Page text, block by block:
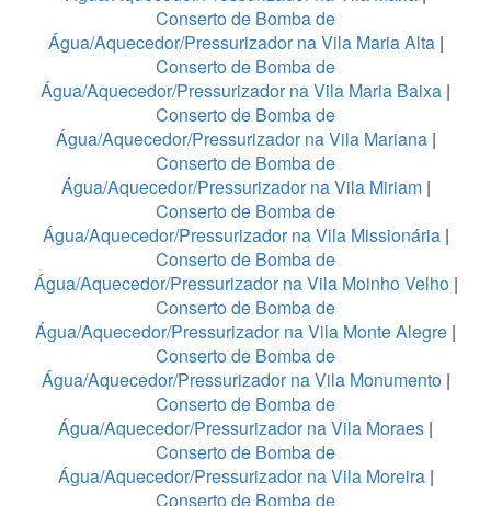
Conserto de Bomba de
Água/Aquecedor/Pressurizador na Vila Maria Alta|
Conserto de Bomba de
Água/Aquecedor/Pressurizador na Vila Maria Baixa |
Conserto de Bomba de
Água/Aquecedor/Pressurizador na Vila Mariana|
Conserto de Bomba de
Água/Aquecedor/Pressurizador na Vila Miriam|
Conserto de Bomba de
Água/Aquecedor/Pressurizador na Vila Missionária|
Conserto de Bomba de
Água/Aquecedor/Pressurizador na Vila Moinho Velho|
Conserto de Bomba de
Água/Aquecedor/Pressurizador na Vila Monte Alegre |
Conserto de Bomba de
Água/Aquecedor/Pressurizador na Vila Monumento|
Conserto de Bomba de
Água/Aquecedor/Pressurizador na Vila Moraes |
Conserto de Bomba de
Água/Aquecedor/Pressurizador na Vila Moreira|
Conserto de Bomba de